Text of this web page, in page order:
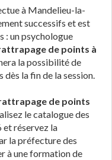
à Mandelieu-la-
successifs et est
: un psychologue
de points à
la possibilité de
la fin de la session.
de points
le catalogue des
réservez la
la préfecture des
à une formation de